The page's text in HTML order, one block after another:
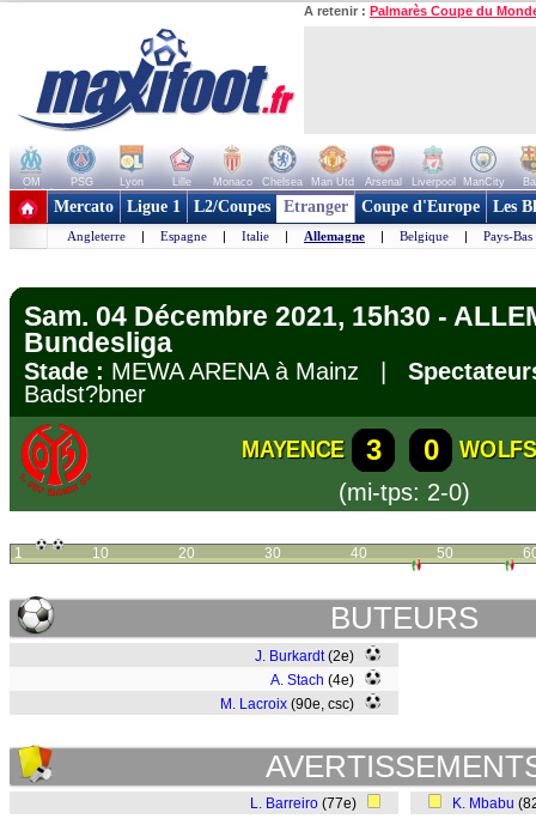
A retenir : Palmarès Coupe du
OM PSG Lyon Lille Monaco Chelsea Man Utd Arsenal Liverpool ManCity
+ de clubs
Mercato Ligue 1 L2/Coupes Etranger Coupe d'Europe Les
Angleterre | Espagne | Italie | Allemagne | Belgique | Pays-Bas
Sam. 04 Décembre 2021, 15h30 -
Bundesliga
Stade : MEWA ARENA à Mainz |
Badst?bner
MAYENCE 3 0
(mi-tps: 2-0)
1 10 20 30 40 50
BUTEURS
J. Burkardt(2e)
A. Stach (4e)
M. Lacroix (90e, csc)
L. Barreiro (77e) K. Mbabu